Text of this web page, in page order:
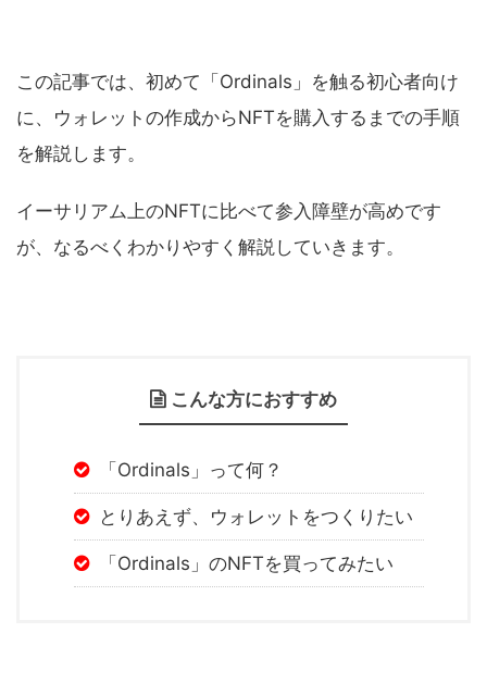
この記事では、初めて「Ordinals」を触る初心者向け
に、ウォレットの作成からNFTを購入するまでの手順
を解説します。
イーサリアム上のNFTに比べて参入障壁が高めです
が、なるべくわかりやすく解説していきます。
こんな方におすすめ
「Ordinals」って何？
とりあえず、ウォレットをつくりたい
「Ordinals」のNFTを買ってみたい